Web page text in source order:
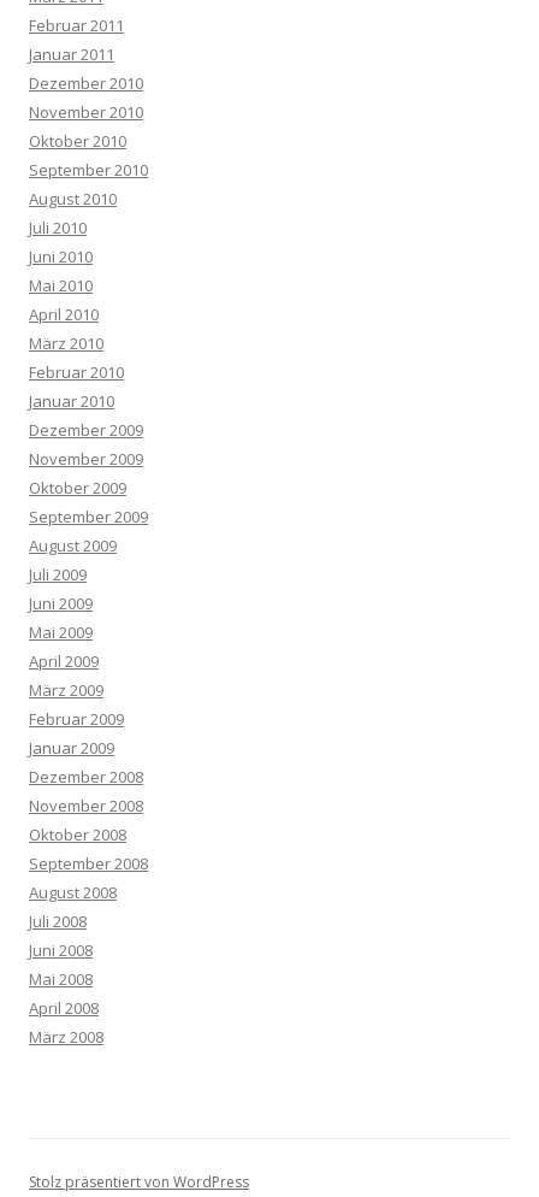
Februar 2011
Januar 2011
Dezember 2010
November 2010
Oktober 2010
September 2010
August 2010
Juli 2010
Juni 2010
Mai 2010
April 2010
März 2010
Februar 2010
Januar 2010
Dezember 2009
November 2009
Oktober 2009
September 2009
August 2009
Juli 2009
Juni 2009
Mai 2009
April 2009
März 2009
Februar 2009
Januar 2009
Dezember 2008
November 2008
Oktober 2008
September 2008
August 2008
Juli 2008
Juni 2008
Mai 2008
April 2008
März 2008
Stolz präsentiert von WordPress